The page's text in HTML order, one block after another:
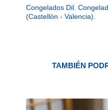
Congelados Dil.
(Castellón - Valencia).
TAMBIÉN